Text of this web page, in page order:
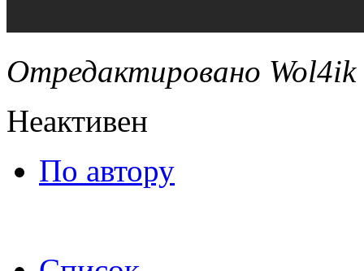
Отредактировано
Неактивен
По автору